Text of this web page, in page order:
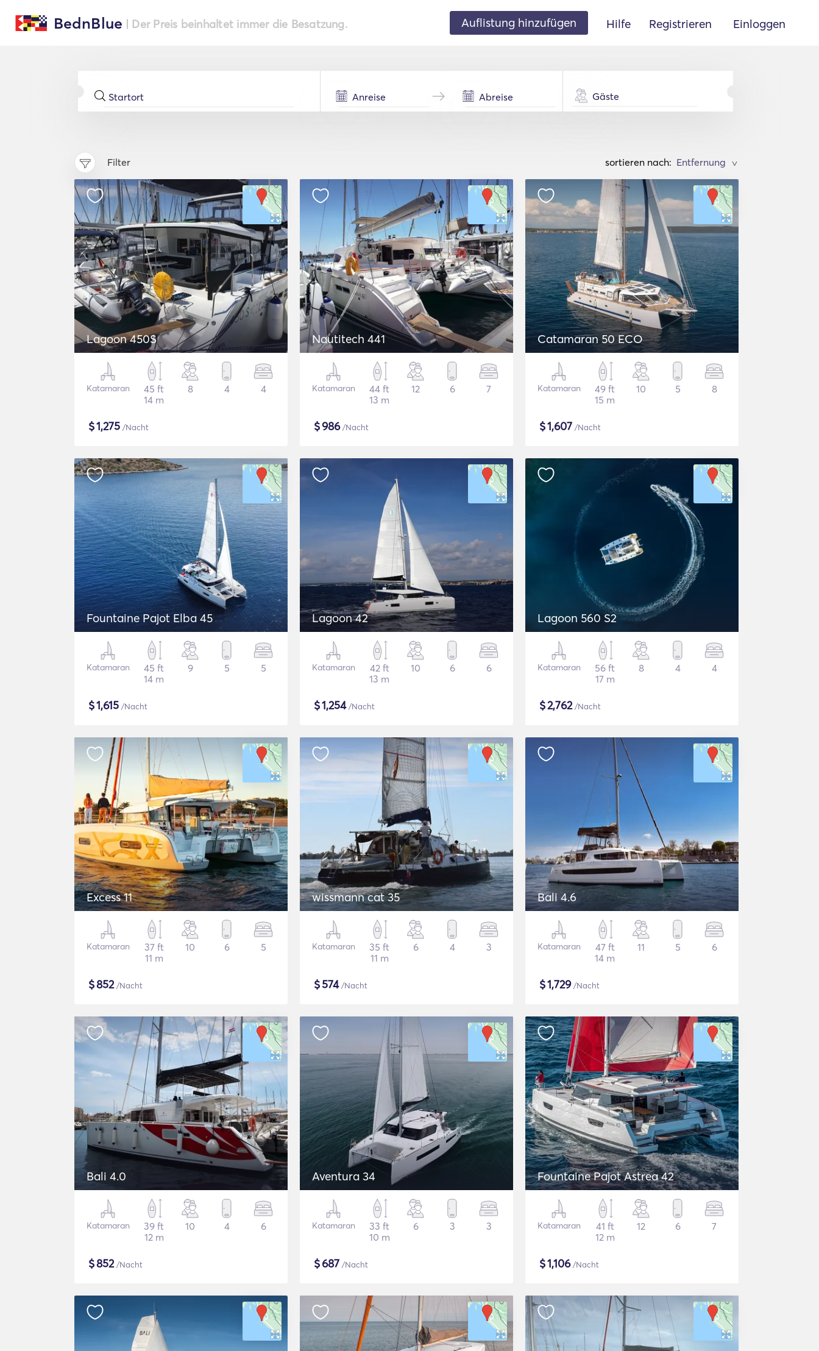
BednBlue | Der Preis beinhaltet immer die Besatzung. Auflistung hinzufügen Hilfe Registrieren Einloggen
Gäste
Filter sortieren nach: >
Lagoon 450S
Katamaran
45 ft
14 m
8 4 4
$1,275 /Nacht
Nautitech 441
Katamaran
44 ft
13 m
12 6 7
$986/Nacht
Catamaran 50 ECO
Katamaran
49 ft
15 m
10 5 8
$1,607 /Nacht
Fountaine Pajot Elba 45
Katamaran
45 ft
14 m
9 5 5
$1,615 /Nacht
Lagoon 42
Katamaran
42 ft
13 m
10 6 6
$1,254/Nacht
Lagoon 560 S2
Katamaran
56 ft
17 m
8 4 4
$2,762/Nacht
Excess 11
Katamaran
37 ft
11 m
10 6 5
$852/Nacht
wissmann cat 35
Katamaran
35 ft
11 m
6 4 3
$574/Nacht
Bali 4.6
Katamaran
47 ft
14 m
11 5 6
$1,729/Nacht
Bali 4.0
Katamaran
39 ft
12 m
10 4 6
$852/Nacht
Aventura 34
Katamaran
33 ft
10 m
6 3 3
$687 /Nacht
Fountaine Pajot Astrea 42
Katamaran
41 ft
12 m
12 6 7
$1,106/Nacht